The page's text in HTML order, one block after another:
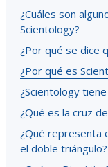
¿Cuáles son
Scientology?
¿Por qué se dice
¿Por qué es
¿Scientology
¿Qué es la cruz
¿Qué representa
el doble triángulo?